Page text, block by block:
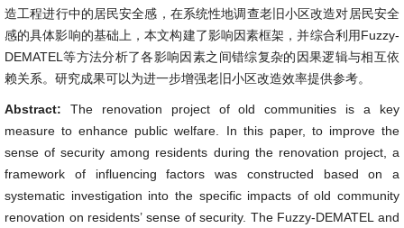
造工程进行中的居民安全感，在系统性地调查老旧小区改造对居民安全
感的具体影响的基础上，本文构建了影响因素框架，并综合利用Fuzzy-
DEMATEL等方法分析了各影响因素之间错综复杂的因果逻辑与相互依
赖关系。研究成果可以为进一步增强老旧小区改造效率提供参考。
Abstract: The renovation project of old communities is a key
measure to enhance public welfare. In this paper, to improve the
sense of security among residents during the renovation project, a
framework of influencing factors was constructed based on a
systematic investigation into the specific impacts of old community
renovation on residents’ sense of security. The Fuzzy-DEMATEL and